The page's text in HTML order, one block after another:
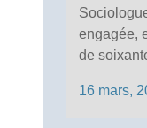
engagée,
de
16 mars,